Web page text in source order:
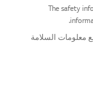
The safety
معلومات السلامة